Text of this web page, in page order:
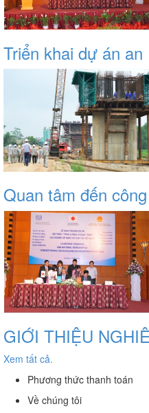
Triển khai dự án an
Quan tâm đến
GIỚI THIỆU
Xem tất cả.
Phương thức thanh toán
Về chúng tôi